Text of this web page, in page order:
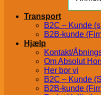
Transport
B2C – Kunde
B2B-kunde
Hjælp
Kontakt/
Om Absolut
Her bor vi
B2C – Kunde
B2B-kunde